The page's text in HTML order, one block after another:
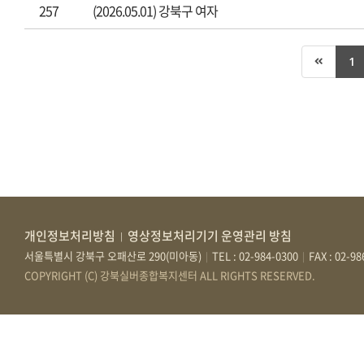
257
(2026.05.01) 강북구 여자
1
개인정보처리방침 영상정보처리기기 운영관리 방침
서울특별시 강북구 오패산로 290(미아동) | TEL : 02-984-0300 | FAX : 02-
COPYRIGHT (C) 강북실버종합복지센터 ALL RIGHTS RESERVED.